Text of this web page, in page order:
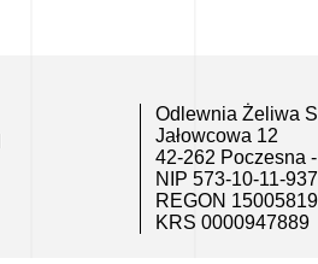
Odlewnia Żeliwa
Jałowcowa 12
42-262 Poczesna
NIP 573-10-11-937
REGON
KRS 0000947889